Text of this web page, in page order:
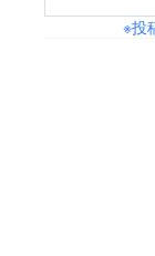
※投